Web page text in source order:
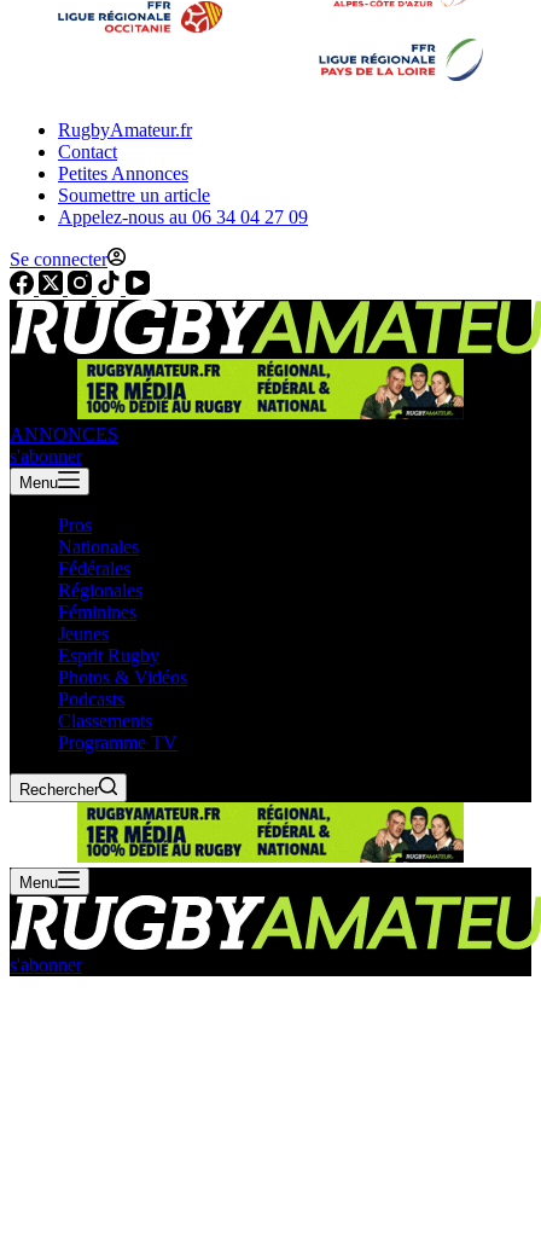
RugbyAmateur.fr
Contact
Petites Annonces
Soumettre un article
Appelez-nous au 06 34 04 27 09
Se connecter
ANNONCES
s'abonner
Menu
Pros
Nationales
Fédérales
Régionales
Féminines
Jeunes
Esprit Rugby
Photos & Vidéos
Podcasts
Classements
Programme TV
Rechercher
Menu
s'abonner